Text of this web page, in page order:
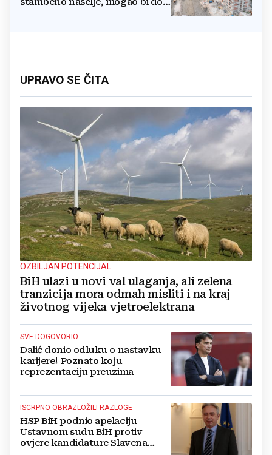
UPRAVO SE ČITA
OZBILJAN POTENCIJAL
BiH ulazi u novi val ulaganja, ali zelena
tranzicija mora odmah misliti i na kraj
životnog vijeka vjetroelektrana
SVE DOGOVORIO
Dalić donio odluku o nastavku
karijere! Poznato koju
reprezentaciju preuzima
ISCRPNO OBRAZLOŽILI RAZLOGE
HSP BiH podnio apelaciju
Ustavnom sudu BiH protiv
ovjere kandidature Slavena